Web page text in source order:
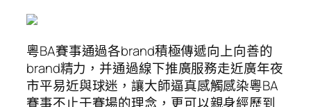
粵BA賽事通過各brand積極傳遞向上向善的
brand精力，并通過線下推廣服務走近廣年夜
市平易近與球迷，讓大師逼真感觸感染粵BA
賽事不止于賽場的理念，更可以親身經歷到